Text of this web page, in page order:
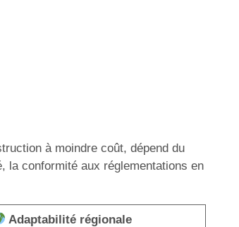
à moindre coût, dépend du
la conformité aux réglementations en
Adaptabilité régionale